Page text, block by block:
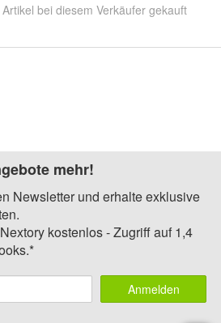
bei diesem Verkäufer gekauft
mehr!
Newsletter und erhalte exklusive
kostenlos - Zugriff auf 1,4
Anmelden